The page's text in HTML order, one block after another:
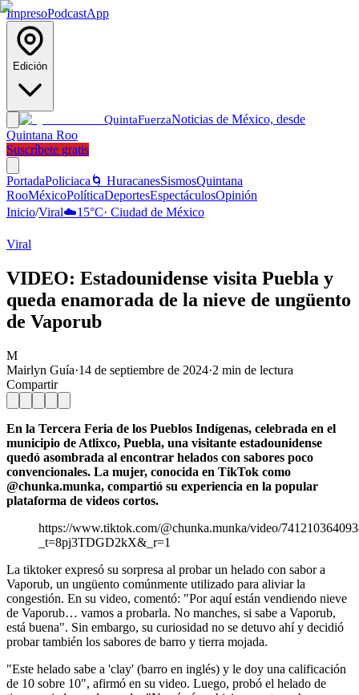
ImpresoPodcastApp
Edición
QuintaFuerzaNoticias de México, desde
Quintana Roo
Suscríbete gratis
PortadaPoliciaca 🌀 HuracanesSismosQuintana
RooMéxicoPolíticaDeportesEspectáculosOpinión
Inicio/Viral☁️15°C· Ciudad de México
Viral
VIDEO: Estadounidense visita Puebla y
queda enamorada de la nieve de ungüento
de Vaporub
M
Mairlyn Guía·14 de septiembre de 2024·2 min de lectura
Compartir
En la Tercera Feria de los Pueblos Indígenas, celebrada en el
municipio de Atlixco, Puebla, una visitante estadounidense
quedó asombrada al encontrar helados con sabores poco
convencionales. La mujer, conocida en TikTok como
@chunka.munka, compartió su experiencia en la popular
plataforma de videos cortos.
https://www.tiktok.com/@chunka.munka/video/
_t=8pj3TDGD2kX&_r=1
La tiktoker expresó su sorpresa al probar un helado con sabor a
Vaporub, un ungüento comúnmente utilizado para aliviar la
congestión. En su video, comentó: "Por aquí están vendiendo nieve
de Vaporub… vamos a probarla. No manches, si sabe a Vaporub,
está buena". Sin embargo, su curiosidad no se detuvo ahí y decidió
probar también los sabores de barro y tierra mojada.
"Este helado sabe a 'clay' (barro en inglés) y le doy una calificación
de 10 sobre 10", afirmó en su video. Luego, probó el helado de